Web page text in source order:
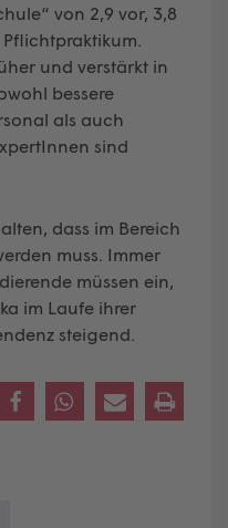
von 2,9 vor, 3,8
und verstärkt in
bessere
als auch
sind
dass im Bereich
muss. Immer
müssen ein,
im Laufe ihrer
steigend.